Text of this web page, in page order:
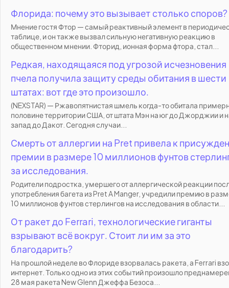
Флорида: почему это вызывает столько споров?
Мнение гостя Фтор — самый реактивный элемент в
таблице, и он также вызвал сильную негативную реакцию в
общественном мнении. Фторид, ионная форма фтора, стал...
Редкая, находящаяся под угрозой исчезновения
пчела получила защиту среды обитания в шести
штатах: вот где это произошло.
(NEXSTAR) — Ржавопятнистая шмель когда-то обитала
половине территории США, от штата Мэн на юг до Джорджии и
запад до Дакот. Сегодня случаи...
Смерть от аллергии на Pret привела к
премии в размере 10 миллионов фунтов
за исследования.
Родители подростка, умершего от аллергической реакции
употребления багета из Pret A Manger, учредили премию в
10 миллионов фунтов стерлингов на исследования в области...
От ракет до Ferrari, технологические гиганты
взрывают всё вокруг. Стоит ли им за это
благодарить?
На прошлой неделе во Флориде взорвалась ракета, а Ferrari
интернет. Только одно из этих событий произошло
28 мая ракета New Glenn Джеффа Безоса...